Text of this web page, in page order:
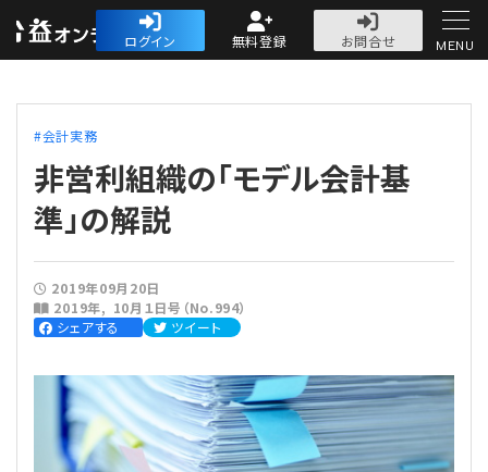
公益・一般法人オ
ログイン 無料登録
お問合せ
人気記事
法人運営
法人運営
理事会
会計・税務
会計・税務
MENU
会計実務
非営利組織の「モデル会計基
準」の解説
2019年09月20日
2019年
10月１日号（No.994）
シェアする
ツイート